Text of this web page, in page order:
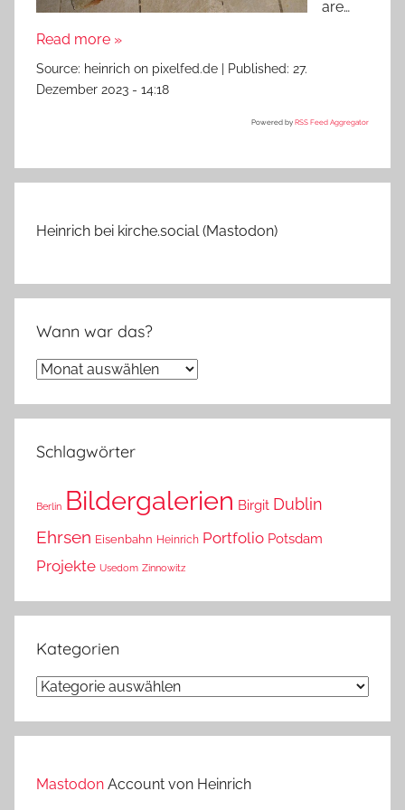
are…
Read more »
Source: heinrich on pixelfed.de Published: 27.
Dezember 2023 - 14:18
Powered by RSS Feed Aggregator
Heinrich bei kirche.social (Mastodon)
Wann war das?
Wann
das?
Schlagwörter
Berlin Bildergalerien Birgit Dublin
Ehrsen Eisenbahn Heinrich Portfolio Potsdam
Projekte Usedom Zinnowitz
Kategorien
Kategorien
Mastodon Account von Heinrich